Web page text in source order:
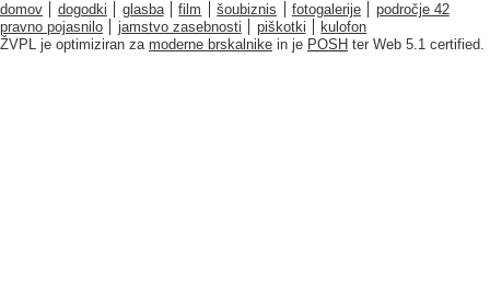
domov dogodki glasba film šoubiznis fotogalerije
področje 42
pravno pojasnilo
jamstvo zasebnosti piškotki
kulofon
ŽVPL je optimiziran za moderne brskalnike in je POSH ter Web 5.1 certified.